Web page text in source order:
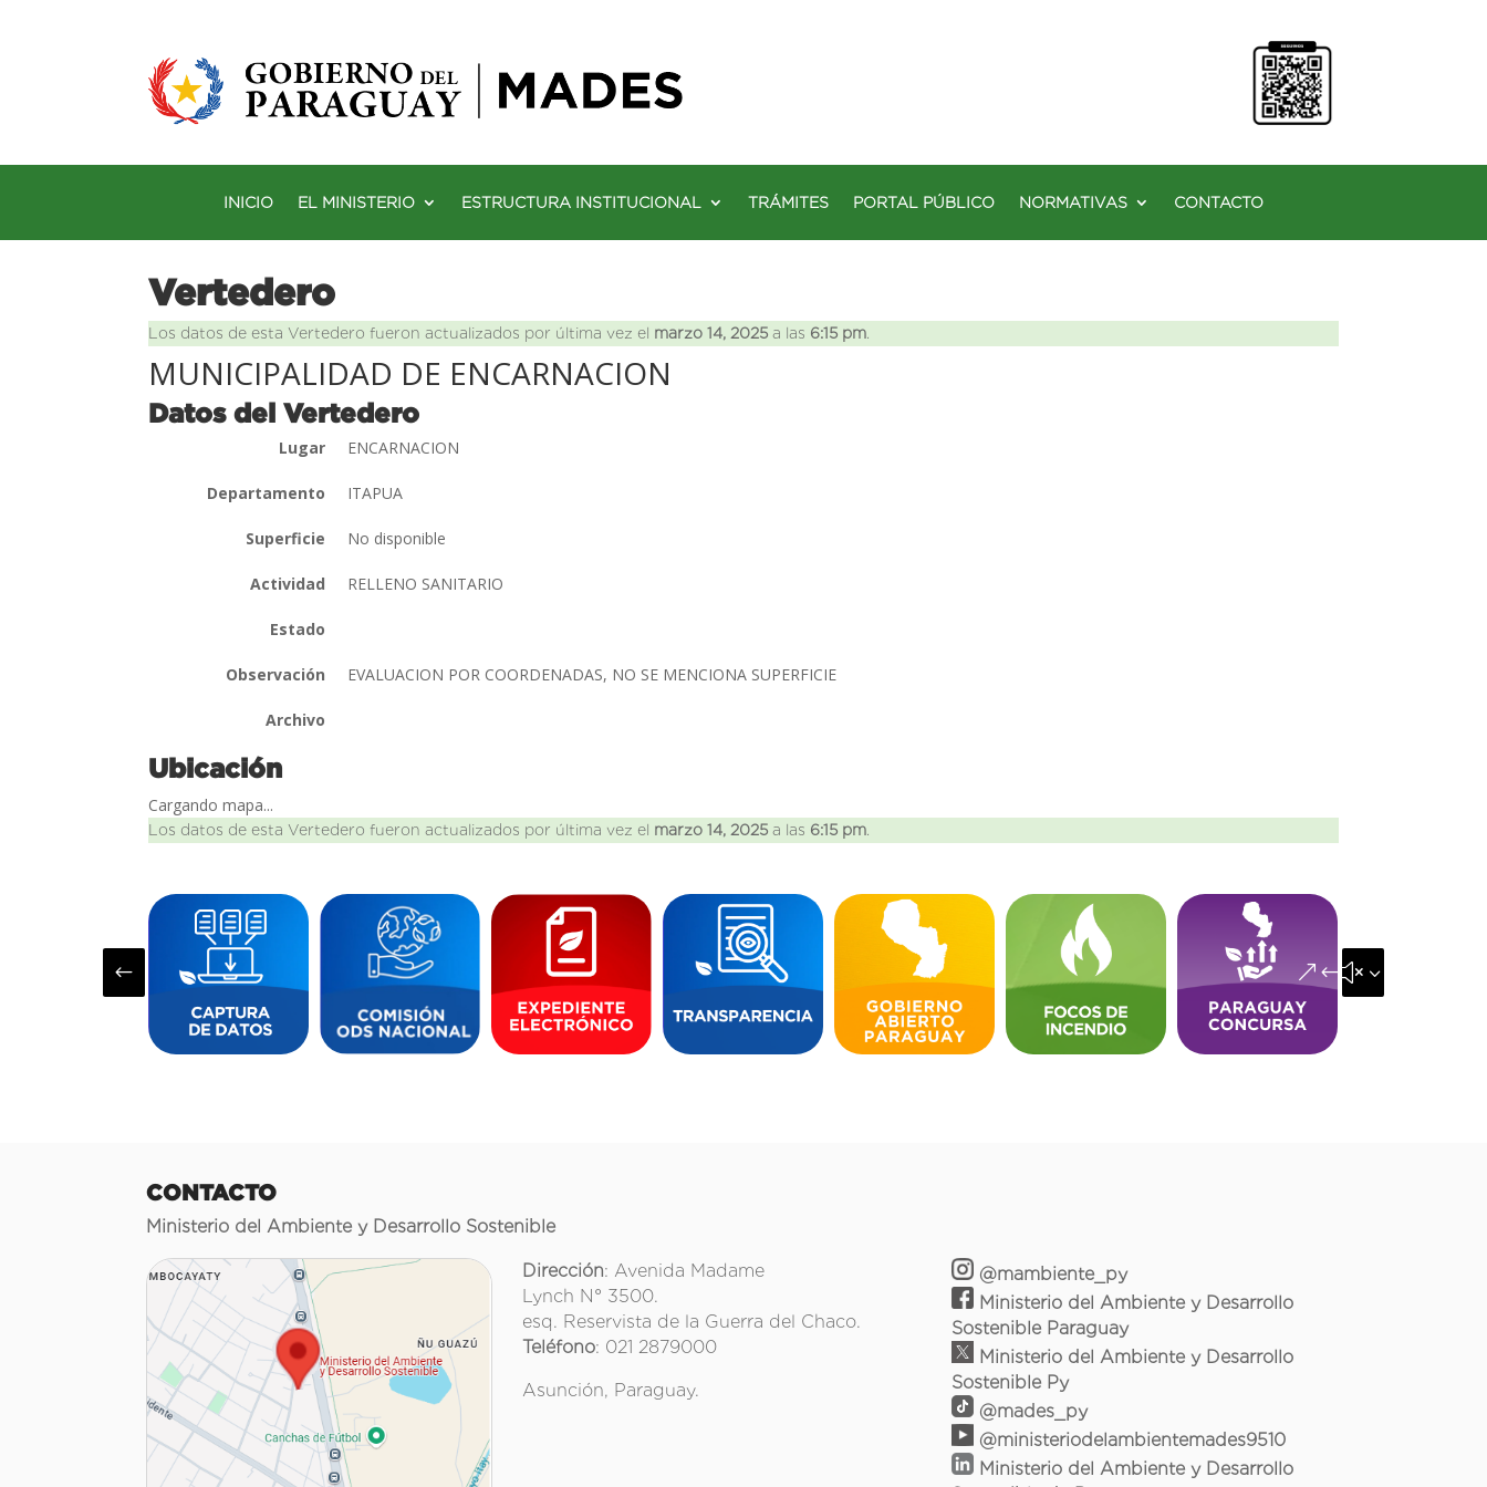
INICIO EL MINISTERIO ESTRUCTURA INSTITUCIONAL TRÁMITES PORTAL PÚBLICO NORMATIVAS CONTACTO
Vertedero
Los datos de esta Vertedero fueron actualizados por última vez el marzo 14, 2025 a las 6:15 pm
MUNICIPALIDAD DE ENCARNACION
Datos del Vertedero
Lugar ENCARNACION
Departamento ITAPUA
Superficie No disponible
Actividad RELLENO SANITARIO
Estado
Observación EVALUACION POR COORDENADAS, NO SE MENCIONA SUPERFICIE
Archivo
Ubicación
Cargando mapa...
Los datos de esta Vertedero fueron actualizados por última vez el marzo 14, 2025 a las 6:15 pm
# &#x35;
CONTACTO
Ministerio del Ambiente y Desarrollo Sostenible
Dirección: Avenida Madame
Lynch N° 3500.
esq. Reservista de la Guerra del Chaco.
Teléfono: 021 2879000
Asunción, Paraguay.
@mambiente_py
Ministerio del Ambiente y Desarrollo
Sostenible Paraguay
Ministerio del Ambiente y Desarrollo
Sostenible Py
@mades_py
@ministeriodelambientemades9510
Ministerio del Ambiente y Desarrollo